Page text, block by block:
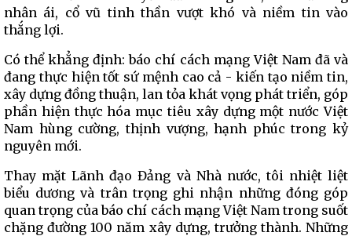
nhân ái, cổ vũ tinh thần vượt khó và niềm tin vào
thắng lợi.
Có thể khẳng định: báo chí cách mạng Việt Nam đã và
đang thực hiện tốt sứ mệnh cao cả - kiến tạo niềm tin,
xây dựng đồng thuận, lan tỏa khát vọng phát triển, góp
phần hiện thực hóa mục tiêu xây dựng một nước Việt
Nam hùng cường, thịnh vượng, hạnh phúc trong kỷ
nguyên mới.
Thay mặt Lãnh đạo Đảng và Nhà nước, tôi nhiệt liệt
biểu dương và trân trọng ghi nhận những đóng góp
quan trọng của báo chí cách mạng Việt Nam trong suốt
chặng đường 100 năm xây dựng, trưởng thành. Những